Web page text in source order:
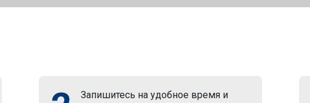
Запишитесь на удобное время и